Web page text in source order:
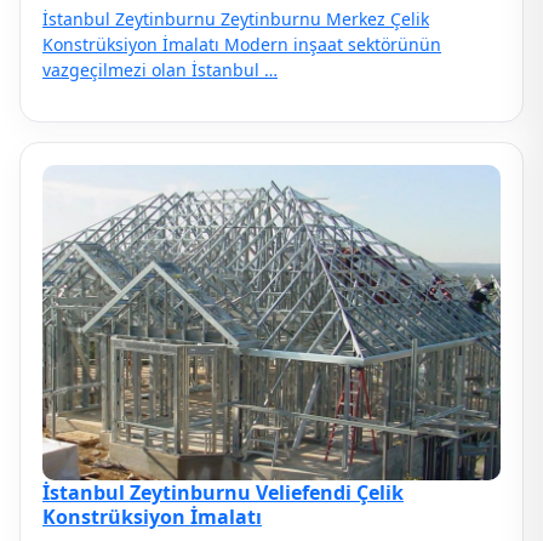
İstanbul Zeytinburnu Zeytinburnu Merkez Çelik
Konstrüksiyon İmalatı Modern inşaat sektörünün
vazgeçilmezi olan İstanbul …
İstanbul Zeytinburnu Veliefendi Çelik
Konstrüksiyon İmalatı